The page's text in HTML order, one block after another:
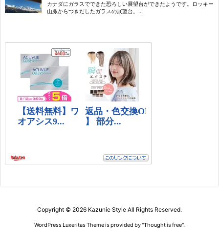
Copyright © 2026 Kazunie Style All Rights Reserved.
WordPress Luxeritas Theme is provided by "Thought is free".